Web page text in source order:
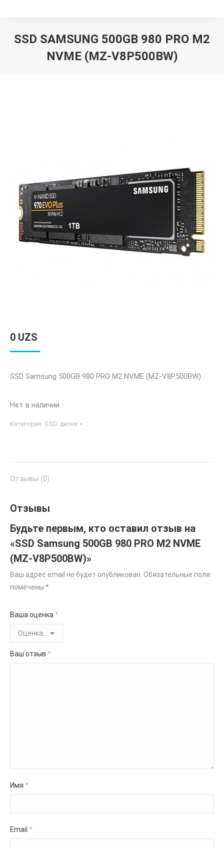
SSD SAMSUNG 500GB 980 PRO M2
NVME (MZ-V8P500BW)
0 UZS
SSD Samsung 500GB 980 PRO M2 NVME (MZ-V8P500BW)
Нет в наличии
Категория: SSD диски
Отзывы (0)
Отзывы
Будьте первым, кто оставил отзыв на
«SSD Samsung 500GB 980 PRO M2 NVME
(MZ-V8P500BW)»
Ваш адрес email не будет опубликован. Обязательные поля
помечены *
Ваша оценка *
Ваш отзыв *
Имя *
Email *